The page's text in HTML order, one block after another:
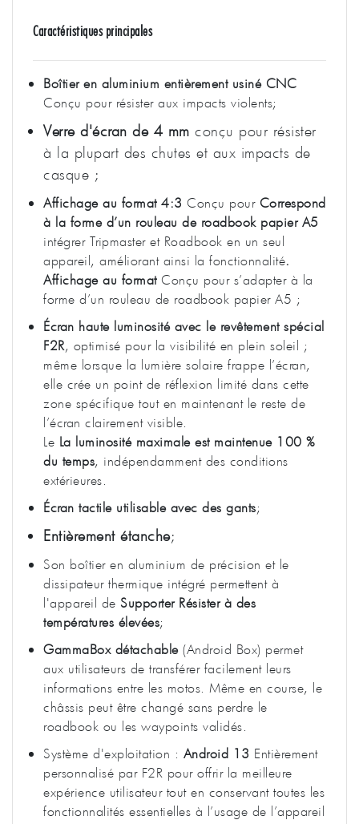
Caractéristiques principales
Boîtier en aluminium entièrement usiné CNC
Conçu pour résister aux impacts violents;
Verre d'écran de 4 mm conçu pour résister
à la plupart des chutes et aux impacts de
casque ;
Affichage au format 4:3 Conçu pour Correspond
à la forme d’un rouleau de roadbook papier A5
intégrer Tripmaster et Roadbook en un seul
appareil, améliorant ainsi la fonctionnalité.
Affichage au formatConçu pour s’adapter à la
forme d’un rouleau de roadbook papier A5 ;
Écran haute luminosité avec le revêtement spécial
F2R, optimisé pour la visibilité en plein soleil ;
même lorsque la lumière solaire frappe l’écran,
elle crée un point de réflexion limité dans cette
zone spécifique tout en maintenant le reste de
l’écran clairement visible.
Le La luminosité maximale est maintenue 100 %
du temps, indépendamment des conditions
extérieures.
Écran tactile utilisable avec des gants;
Entièrement étanche;
Son boîtier en aluminium de précision et le
dissipateur thermique intégré permettent à
l'appareil de Supporter Résister à des
températures élevées;
GammaBox détachable(Android Box) permet
aux utilisateurs de transférer facilement leurs
informations entre les motos. Même en course, le
châssis peut être changé sans perdre le
roadbook ou les waypoints validés.
Système d'exploitation : Android 13 Entièrement
personnalisé par F2R pour offrir la meilleure
expérience utilisateur tout en conservant toutes les
fonctionnalités essentielles à l’usage de l’appareil